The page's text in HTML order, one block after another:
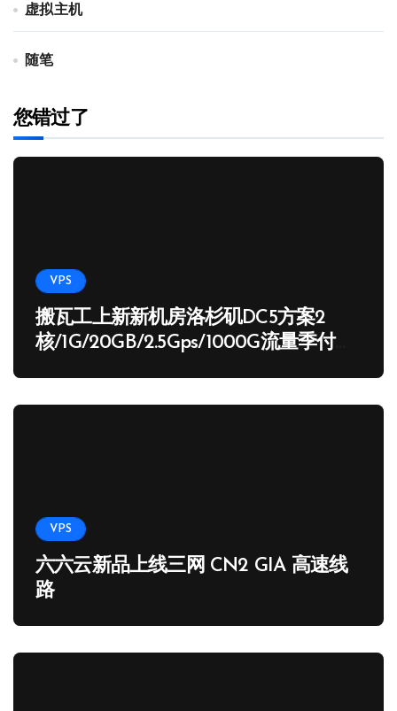
虚拟主机
随笔
您错过了
VPS
搬瓦工上新新机房洛杉矶DC5方案2
核/1G/20GB/2.5Gps/1000G流量季付
VPS
六六云新品上线三网 CN2 GIA 高速线
路